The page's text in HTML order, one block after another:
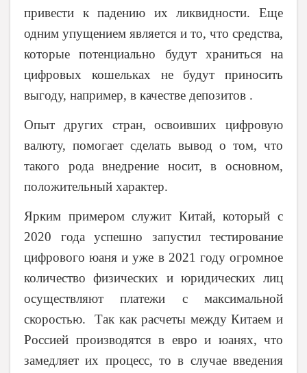
привести к падению их ликвидности. Еще
одним упущением является и то, что средства,
которые потенциально будут храниться на
цифровых кошельках не будут приносить
выгоду, например, в качестве депозитов .
Опыт других стран, освоивших цифровую
валюту, помогает сделать вывод о том, что
такого рода внедрение носит, в основном,
положительный характер.
Ярким примером служит Китай, который с
2020 года успешно запустил тестирование
цифрового юаня и уже в 2021 году огромное
количество физических и юридических лиц
осуществляют платежи с максимальной
скоростью. Так как расчеты между Китаем и
Россией производятся в евро и юанях, что
замедляет их процесс, то в случае введения